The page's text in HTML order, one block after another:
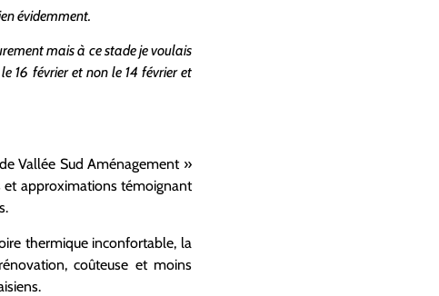
évidemment.
mais à ce stade je voulais
16 février et non le 14 février et
Vallée Sud Aménagement »
et approximations témoignant
thermique inconfortable, la
coûteuse et moins